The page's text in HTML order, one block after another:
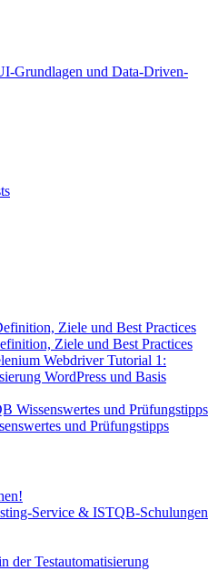
Grundlagen und Data-Driven-
Ziele und Best Practices
Ziele und Best Practices
Webdriver Tutorial 1:
WordPress und Basis
Wissenswertes und Prüfungstipps
und Prüfungstipps
Service & ISTQB-Schulungen
der Testautomatisierung